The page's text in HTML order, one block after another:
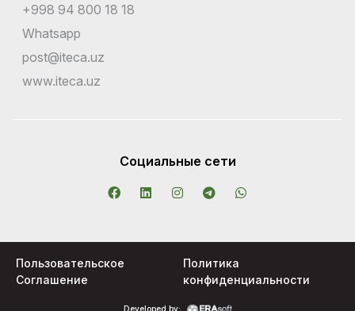
+998 94 800 18 18
Whatsapp
post@iteca.uz
www.iteca.uz
Социальные сети
Developed by:
Пользовательское
Соглашение
Политика
конфиденциальности